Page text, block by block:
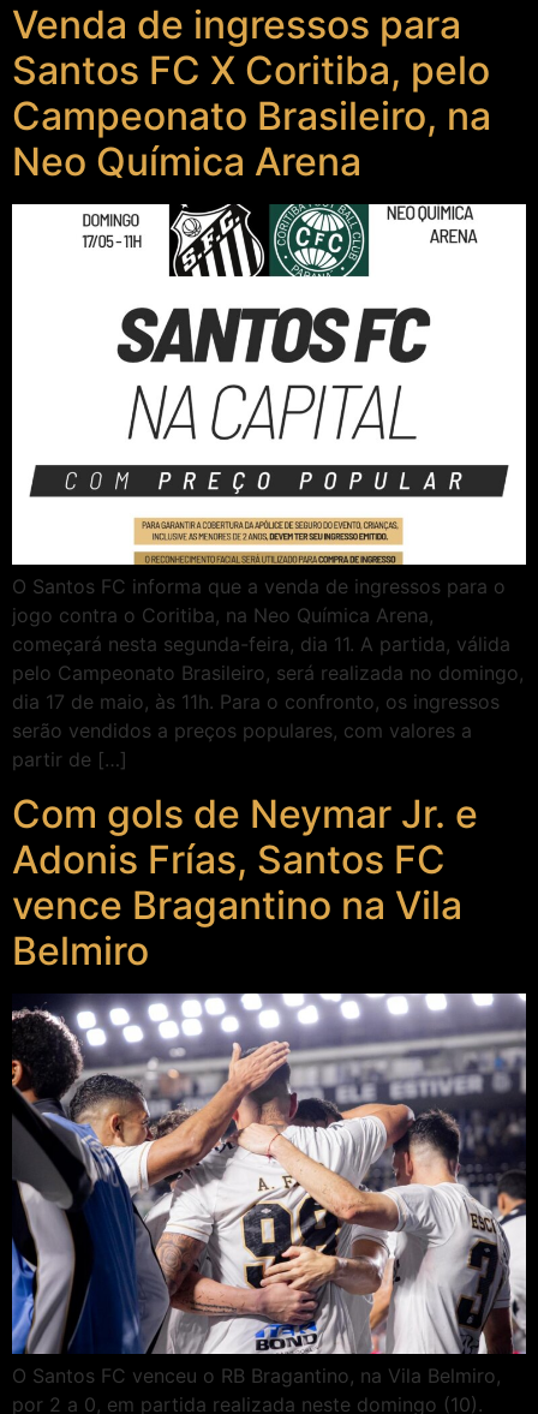
Venda de ingressos para
Santos FC X Coritiba, pelo
Campeonato Brasileiro, na
Neo Química Arena
O Santos FC informa que a venda de ingressos para o
jogo contra o Coritiba, na Neo Química Arena,
começará nesta segunda-feira, dia 11. A partida, válida
pelo Campeonato Brasileiro, será realizada no domingo,
dia 17 de maio, às 11h. Para o confronto, os ingressos
serão vendidos a preços populares, com valores a
partir de […]
Com gols de Neymar Jr. e
Adonis Frías, Santos FC
vence Bragantino na Vila
Belmiro
O Santos FC venceu o RB Bragantino, na Vila Belmiro,
por 2 a 0, em partida realizada neste domingo (10).